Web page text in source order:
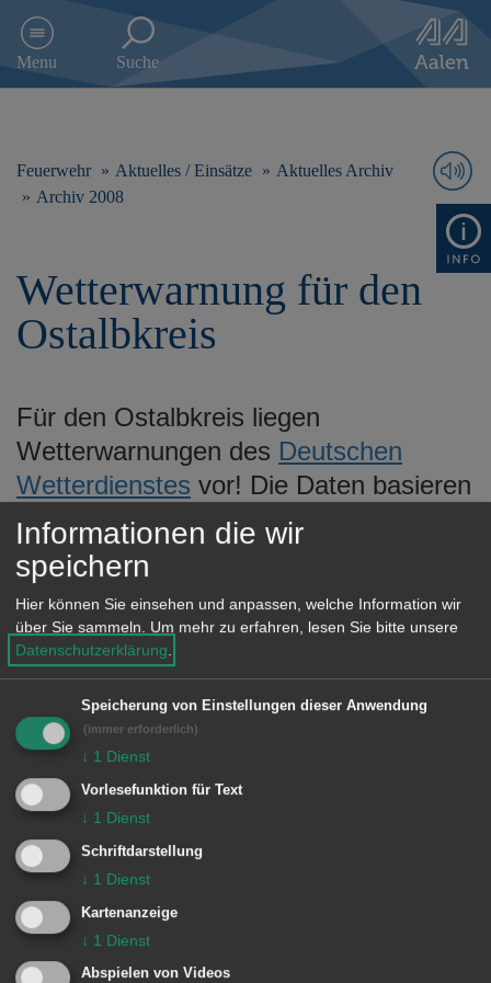
e
h
g
e
Menu Suche
Feuerwehr Aktuelles / Einsätze
Aktuelles Archiv
Archiv 2008
Wetterwarnung für den
Ostalbkreis
Für den Ostalbkreis liegen
Wetterwarnungen des Deutschen
Wetterdienstes vor! Die Daten basieren
auf den offiziellen Veröffentlichungen
des DWD und werden hier mit dessen
Genehmigung angezeigt. Für die
Richtigkeit und Vollständigkeit wird
keine Haftung übernommen.
© Stadt Aalen, 29.02.2008
Unsere Anschrift
Rathaus Aalen
Marktplatz 30
Informationen die wir
speichern
Hier können Sie einsehen und anpassen, welche Information wir
über Sie sammeln. Um mehr zu erfahren, lesen Sie bitte unsere
Datenschutzerklärung.
Speicherung von Einstellungen dieser Anwendung
(immer erforderlich)
↓ 1 Dienst
Vorlesefunktion für Text
↓ 1 Dienst
Schriftdarstellung
↓ 1 Dienst
Kartenanzeige
↓ 1 Dienst
Abspielen von Videos